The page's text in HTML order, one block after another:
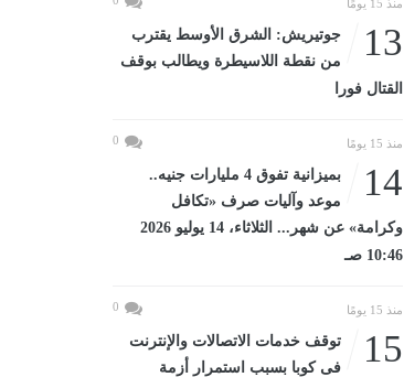
منذ 15 يومًا
13
جوتيريش: الشرق الأوسط يقترب
من نقطة اللاسيطرة ويطالب بوقف
القتال فورا
منذ 15 يومًا 0
14
بميزانية تفوق 4 مليارات جنيه..
موعد وآليات صرف «تكافل
وكرامة» عن شهر... الثلاثاء، 14 يوليو 2026
10:46 صـ
منذ 15 يومًا 0
15
توقف خدمات الاتصالات والإنترنت
فى كوبا بسبب استمرار أزمة